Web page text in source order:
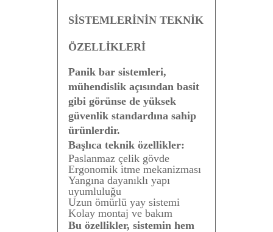
SİSTEMLERİNİN TEKNİK
ÖZELLİKLERİ
Panik bar sistemleri,
mühendislik açısından basit
gibi görünse de yüksek
güvenlik standardına sahip
ürünlerdir.
Başlıca teknik özellikler:
Paslanmaz çelik gövde
Ergonomik itme mekanizması
Yangına dayanıklı yapı
uyumluluğu
Uzun ömürlü yay sistemi
Kolay montaj ve bakım
Bu özellikler, sistemin hem